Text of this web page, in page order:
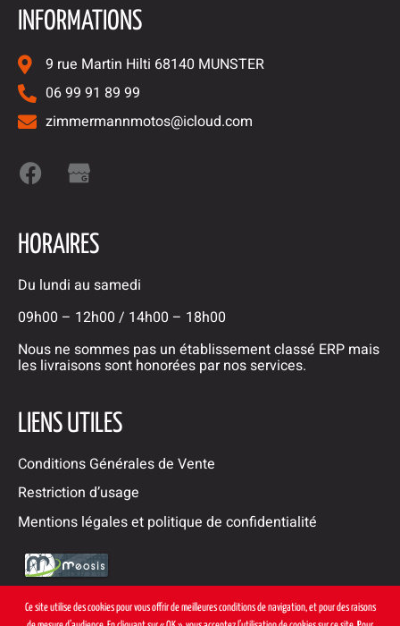
INFORMATIONS
9 rue Martin Hilti 68140 MUNSTER
06 99 91 89 99
zimmermannmotos@icloud.com
HORAIRES
Du lundi au samedi
09h00 – 12h00 / 14h00 – 18h00
Nous ne sommes pas un établissement classé ERP mais
les livraisons sont honorées par nos services.
LIENS UTILES
Conditions Générales de Vente
Restriction d’usage
Mentions légales et politique de confidentialité
Ce site utilise des cookies pour vous offrir de meilleures conditions de navigation, et pour des raisons